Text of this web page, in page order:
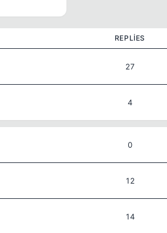
REPLIES
27
4
0
12
14